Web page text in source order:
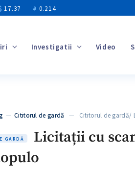
17.37 ₽ 0.214
Investigatii Video
—Cititorul de gardă — Cititorul de gardă/
GARDĂ
Licitații cu